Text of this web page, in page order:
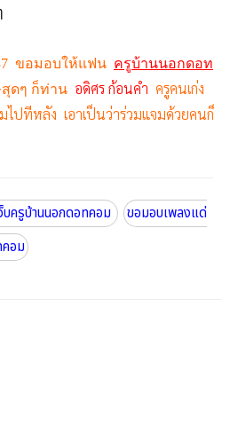
ขอมอบให้แฟน ครูบ้านนอกดอท
ดๆ ก็ท่าน อดิศร ก้อนคำ ครูคนเก่ง
มไปทีหลัง เอาเป็นว่าร่วมแจมด้วยคนก็
ครูบ้านนอกดอทคอม
ขอมอบเพลงแด่
อม